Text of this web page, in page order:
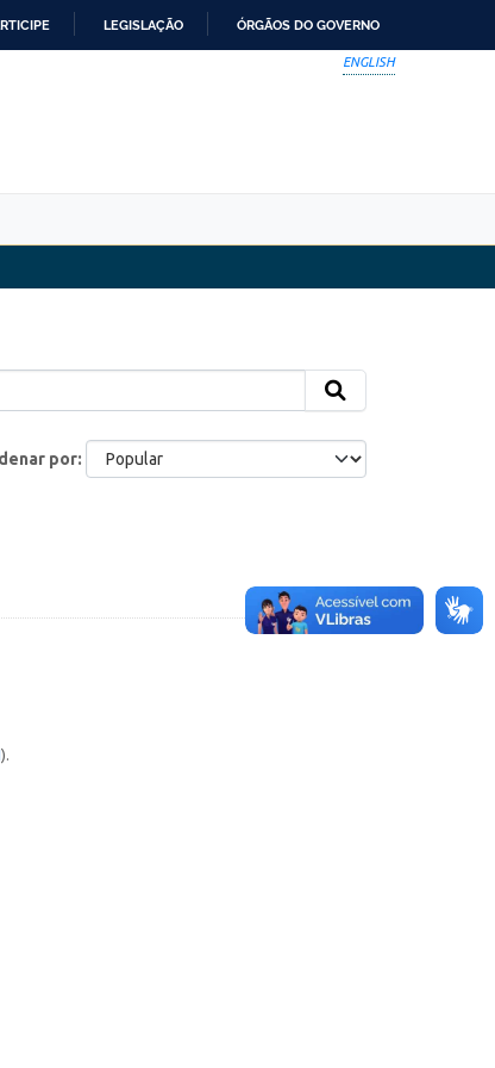
LEGISLAÇÃO ÓRGÃOS DO GOVERNO
ENGLISH
por
).